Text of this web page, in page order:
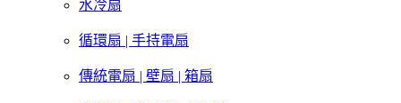
水冷扇
循環扇 | 手持電扇
傳統電扇 | 壁扇 | 箱扇